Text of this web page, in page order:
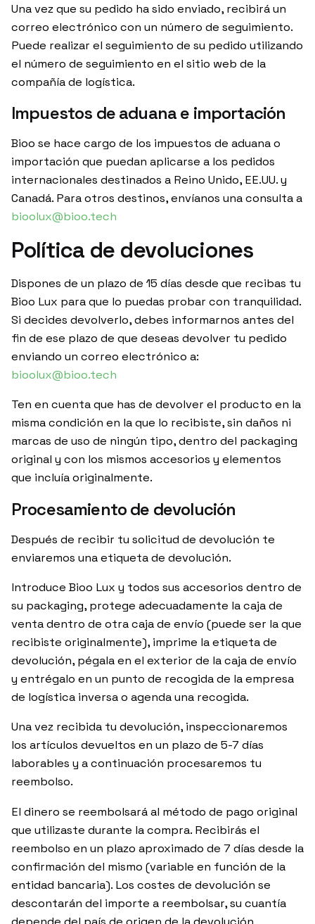
Una vez que su pedido ha sido enviado, recibirá un
correo electrónico con un número de seguimiento.
Puede realizar el seguimiento de su pedido utilizando
el número de seguimiento en el sitio web de la
compañía de logística.
Impuestos de aduana e importación
Bioo se hace cargo de los impuestos de aduana o
importación que puedan aplicarse a los pedidos
internacionales destinados a Reino Unido, EE.UU. y
Canadá. Para otros destinos, envíanos una consulta a
bioolux@bioo.tech
Política de devoluciones
Dispones de un plazo de 15 días desde que recibas tu
Bioo Lux para que lo puedas probar con tranquilidad.
Si decides devolverlo, debes informarnos antes del
fin de ese plazo de que deseas devolver tu pedido
enviando un correo electrónico a:
bioolux@bioo.tech
Ten en cuenta que has de devolver el producto en la
misma condición en la que lo recibiste, sin daños ni
marcas de uso de ningún tipo, dentro del packaging
original y con los mismos accesorios y elementos
que incluía originalmente.
Procesamiento de devolución
Después de recibir tu solicitud de devolución te
enviaremos una etiqueta de devolución.
Introduce Bioo Lux y todos sus accesorios dentro de
su packaging, protege adecuadamente la caja de
venta dentro de otra caja de envío (puede ser la que
recibiste originalmente), imprime la etiqueta de
devolución, pégala en el exterior de la caja de envío
y entrégalo en un punto de recogida de la empresa
de logística inversa o agenda una recogida.
Una vez recibida tu devolución, inspeccionaremos
los artículos devueltos en un plazo de 5-7 días
laborables y a continuación procesaremos tu
reembolso.
El dinero se reembolsará al método de pago original
que utilizaste durante la compra. Recibirás el
reembolso en un plazo aproximado de 7 días desde la
confirmación del mismo (variable en función de la
entidad bancaria). Los costes de devolución se
descontarán del importe a reembolsar, su cuantía